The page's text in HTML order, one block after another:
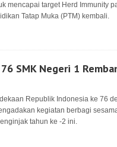
mencapai target Herd Immunity
Tatap Muka (PTM) kembali.
SMK Negeri 1
Republik Indonesia ke 76
kegiatan berbagi
tahun ke -2 ini.